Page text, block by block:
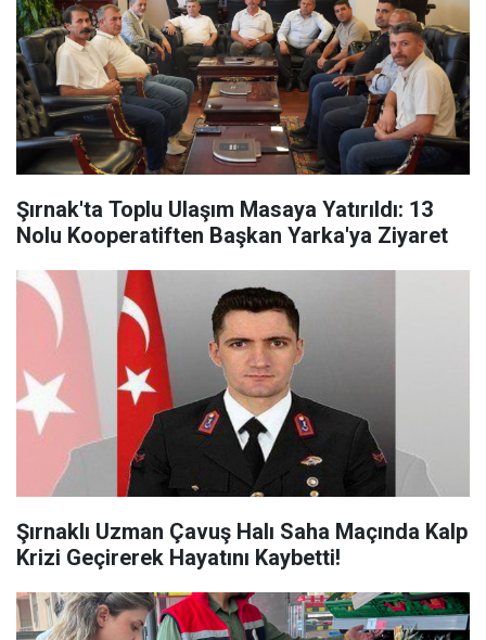
Şırnak'ta Toplu Ulaşım Masaya Yatırıldı: 13
Nolu Kooperatiften Başkan Yarka'ya Ziyaret
Şırnaklı Uzman Çavuş Halı Saha Maçında Kalp
Krizi Geçirerek Hayatını Kaybetti!